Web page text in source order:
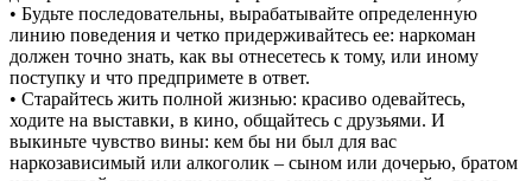
• Будьте последовательны, вырабатывайте определенную
линию поведения и четко придерживайтесь ее: наркоман
должен точно знать, как вы отнесетесь к тому, или иному
поступку и что предпримете в ответ.
• Старайтесь жить полной жизнью: красиво одевайтесь,
ходите на выставки, в кино, общайтесь с друзьями. И
выкиньте чувство вины: кем бы ни был для вас
наркозависимый или алкоголик – сыном или дочерью, братом